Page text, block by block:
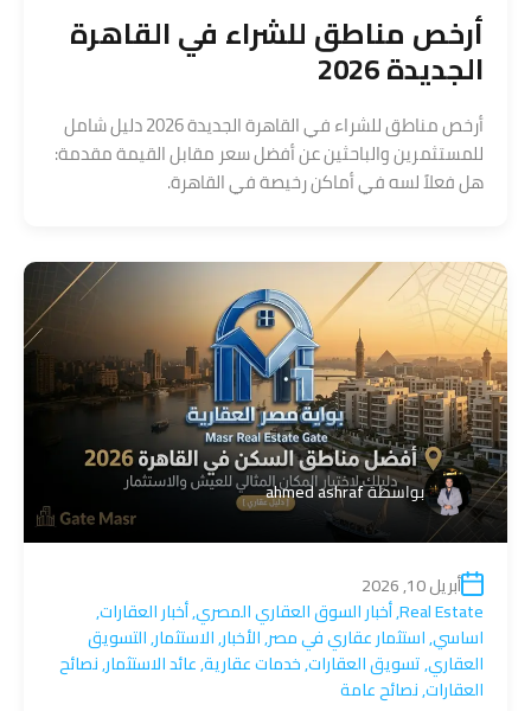
أرخص مناطق للشراء في القاهرة
الجديدة 2026
أرخص مناطق للشراء في القاهرة الجديدة 2026 دليل شامل
للمستثمرين والباحثين عن أفضل سعر مقابل القيمة مقدمة:
هل فعلاً لسه في أماكن رخيصة في القاهرة.
بواسطةahmed ashraf
أبريل 10, 2026
Real Estate
,أخبار السوق العقاري المصري,أخبار العقارات,
اساسي,استثمار عقاري في مصر,الأخبار,الاستثمار,التسويق
العقاري,تسويق العقارات,خدمات عقارية,عائد الاستثمار,نصائح
العقارات,نصائح عامة